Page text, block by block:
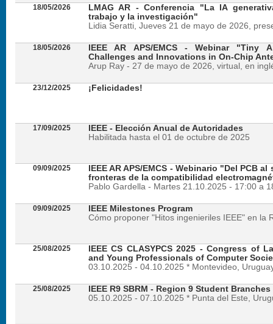
18/05/2026
LMAG AR - Conferencia "La IA
trabajo y la investigación"
Lidia Seratti, Jueves 21 de mayo de 2026,
18/05/2026
IEEE AR APS/EMCS - Webinar "Tiny
Challenges and Innovations in On-Chip
Arup Ray - 27 de mayo de 2026, virtual, en
23/12/2025 ¡Felicidades!
17/09/2025
IEEE - Elección Anual de Autoridades
Habilitada hasta el 01 de octubre de 2025
09/09/2025
IEEE AR APS/EMCS - Webinario "Del PCB
fronteras de la compatibilidad
Pablo Gardella - Martes 21.10.2025 - 17:00 a
09/09/2025
IEEE Milestones Program
Cómo proponer "Hitos ingenieriles IEEE" en la
25/08/2025
IEEE CS CLASYPCS 2025 - Congress of
and Young Professionals of Computer
03.10.2025 - 04.10.2025 * Montevideo,
25/08/2025
IEEE R9 SBRM - Region 9 Student
05.10.2025 - 07.10.2025 * Punta del Este,